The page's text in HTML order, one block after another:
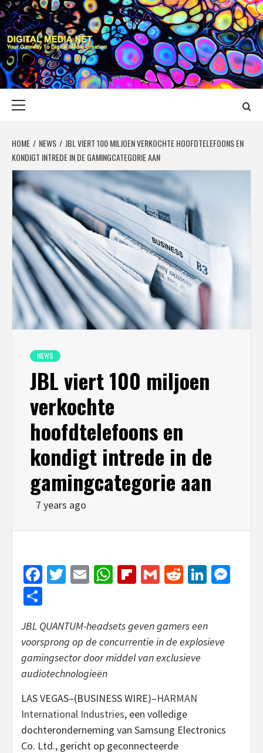
Skip
to
content
DIGITAL MEDIA
YOUR GATEWAY TO DIGITAL MEDIA CREATION
HOME NEWS
JBL VIERT 100 MILJOEN VERKOCHTE HOOFDTELEFOONS EN
KONDIGT INTREDE IN DE GAMINGCATEGORIE AAN
NEWS
JBL viert 100 miljoen
verkochte
hoofdtelefoons en
kondigt intrede in de
gamingcategorie aan
7 years ago
Facebook
Twitter
EmailWhatsApp
Flipboard
GmailReddit
JBL QUANTUM-headsets geven gamers een
voorsprong op de concurrentie in de explosieve
gamingsector door middel van exclusieve
audiotechnologieën
LAS VEGAS–(BUSINESS WIRE)–HARMAN
International Industries, een volledige
dochteronderneming van Samsung Electronics
Co. Ltd., gericht op geconnecteerde